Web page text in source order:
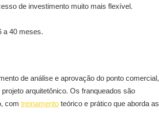
de investimento muito mais flexível.
a 40 meses.
de análise e aprovação do ponto comercial,
arquitetônico. Os franqueados são
com treinamento teórico e prático que aborda as